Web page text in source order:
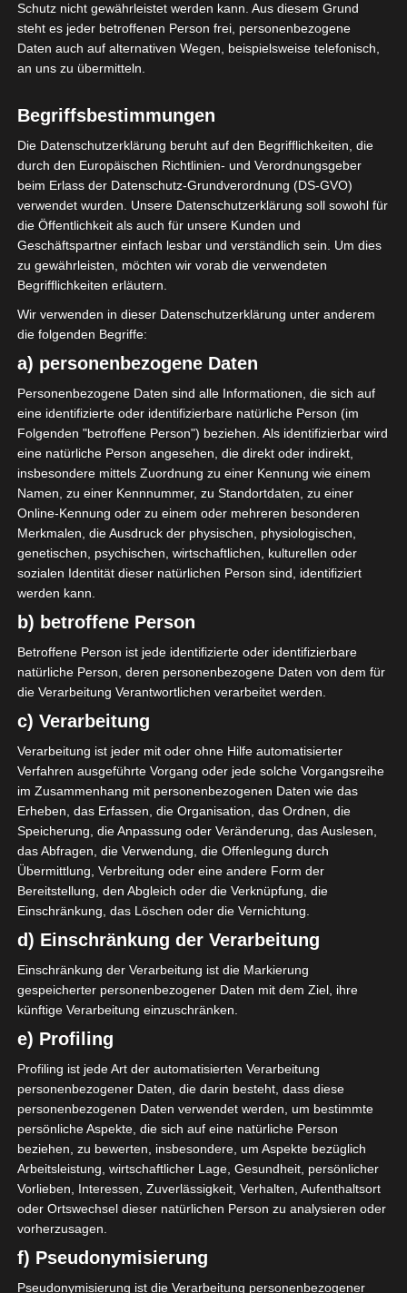
Die vierte Kerze brennt und die
Adventstafel ist gedeckt mit
unserem wunderschönen
Weihnachtsservice von Royal
Copenhagen.
Weihnachtszeit in Kopenhagen
und haben uns auch die
weihnachtliche Ausstellung von
Royal Copenhagen angeschaut.
Das Star Fluted Geschirr ist für
mich ein klassisches
Weihnachtsgeschirr.
Kleine Glocken, Trommeln,
Herzen, Engel und Strohziegen
zieren die Gedecke.
Schutz nicht gewährleistet werden kann. Aus diesem Grund
steht es jeder betroffenen Person frei, personenbezogene
Daten auch auf alternativen Wegen, beispielsweise telefonisch,
an uns zu übermitteln.
Begriffsbestimmungen
Die Datenschutzerklärung beruht auf den Begrifflichkeiten, die
durch den Europäischen Richtlinien- und Verordnungsgeber
beim Erlass der Datenschutz-Grundverordnung (DS-GVO)
verwendet wurden. Unsere Datenschutzerklärung soll sowohl für
die Öffentlichkeit als auch für unsere Kunden und
Geschäftspartner einfach lesbar und verständlich sein. Um dies
zu gewährleisten, möchten wir vorab die verwendeten
Begrifflichkeiten erläutern.
Wir verwenden in dieser Datenschutzerklärung unter anderem
die folgenden Begriffe:
a) personenbezogene Daten
Personenbezogene Daten sind alle Informationen, die sich auf
eine identifizierte oder identifizierbare natürliche Person (im
Folgenden "betroffene Person") beziehen. Als identifizierbar wird
eine natürliche Person angesehen, die direkt oder indirekt,
insbesondere mittels Zuordnung zu einer Kennung wie einem
Namen, zu einer Kennnummer, zu Standortdaten, zu einer
Online-Kennung oder zu einem oder mehreren besonderen
Merkmalen, die Ausdruck der physischen, physiologischen,
genetischen, psychischen, wirtschaftlichen, kulturellen oder
sozialen Identität dieser natürlichen Person sind, identifiziert
werden kann.
b) betroffene Person
Betroffene Person ist jede identifizierte oder identifizierbare
natürliche Person, deren personenbezogene Daten von dem für
die Verarbeitung Verantwortlichen verarbeitet werden.
c) Verarbeitung
Verarbeitung ist jeder mit oder ohne Hilfe automatisierter
Verfahren ausgeführte Vorgang oder jede solche Vorgangsreihe
im Zusammenhang mit personenbezogenen Daten wie das
Erheben, das Erfassen, die Organisation, das Ordnen, die
Speicherung, die Anpassung oder Veränderung, das Auslesen,
das Abfragen, die Verwendung, die Offenlegung durch
Übermittlung, Verbreitung oder eine andere Form der
Bereitstellung, den Abgleich oder die Verknüpfung, die
Einschränkung, das Löschen oder die Vernichtung.
d) Einschränkung der Verarbeitung
Einschränkung der Verarbeitung ist die Markierung
gespeicherter personenbezogener Daten mit dem Ziel, ihre
künftige Verarbeitung einzuschränken.
e) Profiling
Profiling ist jede Art der automatisierten Verarbeitung
personenbezogener Daten, die darin besteht, dass diese
personenbezogenen Daten verwendet werden, um bestimmte
persönliche Aspekte, die sich auf eine natürliche Person
beziehen, zu bewerten, insbesondere, um Aspekte bezüglich
Arbeitsleistung, wirtschaftlicher Lage, Gesundheit, persönlicher
Vorlieben, Interessen, Zuverlässigkeit, Verhalten, Aufenthaltsort
oder Ortswechsel dieser natürlichen Person zu analysieren oder
vorherzusagen.
f) Pseudonymisierung
Pseudonymisierung ist die Verarbeitung personenbezogener